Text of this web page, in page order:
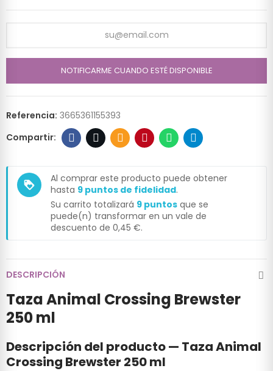
NOTIFICARME CUANDO ESTÉ DISPONIBLE
Referencia: 3665361155393
loyalty
Al comprar este producto puede obtener
hasta 9 puntos de fidelidad.
Su carrito totalizará 9 puntos que se
puede(n) transformar en un vale de
descuento de 0,45 €.
DESCRIPCIÓN
Taza Animal Crossing Brewster
250 ml
Descripción del producto — Taza Animal
Crossing Brewster 250 ml